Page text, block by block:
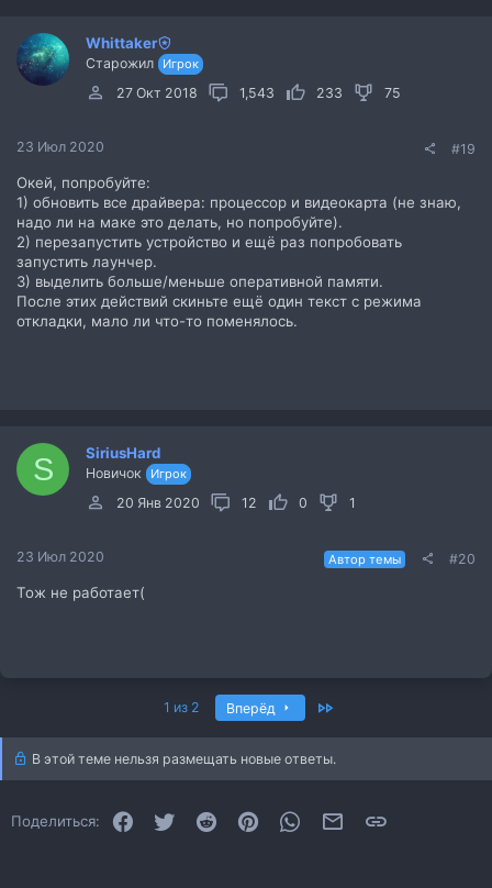
Whittaker
Старожил Игрок
27 Окт 2018 1,543 233 75
23 Июл 2020 #19
Окей, попробуйте:
1) обновить все драйвера: процессор и видеокарта (не знаю,
надо ли на маке это делать, но попробуйте).
2) перезапустить устройство и ещё раз попробовать
запустить лаунчер.
3) выделить больше/меньше оперативной памяти.
После этих действий скиньте ещё один текст с режима
откладки, мало ли что-то поменялось.
S SiriusHard
Новичок Игрок
20 Янв 2020 12 0 1
23 Июл 2020 Автор темы #20
Тож не работает(
1 из 2 Вперёд
В этой теме нельзя размещать новые ответы.
Поделиться: FacebookTwitter Reddit PinterestWhatsAppЭлектронная почта